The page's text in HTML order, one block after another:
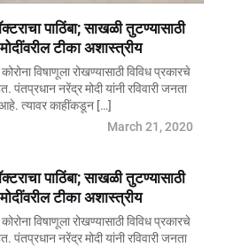
पाठिंबा; साखळी तुटण्यासाठी
टीका अशास्त्रीय
विषाणूला रोखण्यासाठी विविध प्रकारचे
नरेंद्र मोदी यांनी रविवारी जनता
त्यावर काहींकडून […]
March 21, 2020
पाठिंबा; साखळी तुटण्यासाठी
टीका अशास्त्रीय
विषाणूला रोखण्यासाठी विविध प्रकारचे
नरेंद्र मोदी यांनी रविवारी जनता